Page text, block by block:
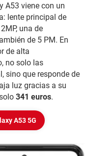
A53 viene con un
lente principal de
una de
de 5 PM. En
de alta
no solo las
sino que responde de
luz gracias a su
341 euros.
A53 5G